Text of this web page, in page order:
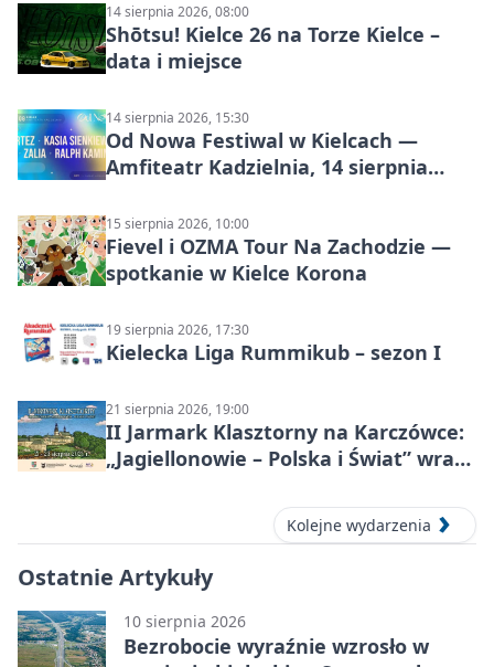
14 sierpnia 2026, 08:00
Shōtsu! Kielce 26 na Torze Kielce –
data i miejsce
14 sierpnia 2026, 15:30
Od Nowa Festiwal w Kielcach —
Amfiteatr Kadzielnia, 14 sierpnia
15 sierpnia 2026, 10:00
Fievel i OZMA Tour Na Zachodzie —
spotkanie w Kielce Korona
19 sierpnia 2026, 17:30
Kielecka Liga Rummikub – sezon I
21 sierpnia 2026, 19:00
II Jarmark Klasztorny na Karczówce:
„Jagiellonowie – Polska i Świat” wraca
średniowiecznym klimatem
Kolejne wydarzenia
Ostatnie Artykuły
10 sierpnia 2026
Bezrobocie wyraźnie wzrosło w